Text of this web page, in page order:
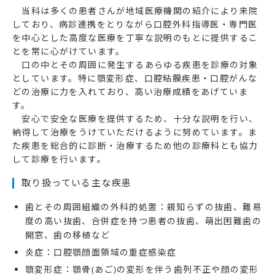
当科は多くの患者さんが地域医療機関の紹介により来院
しており、病診連携をとりながら口腔外科指導医・専門医
を中心とした高度な医療を丁寧な説明のもとに提供するこ
とを常に心がけています。
口の中とその周囲に発生するあらゆる疾患を診療の対象
としています。特に顎変形症、口腔粘膜疾患・口腔がんな
どの治療に力を入れており、高い治療成績をあげていま
す。
安心で安全な医療を提供するため、十分な説明を行い、
納得して治療をうけていただけるように努めています。ま
た疾患を総合的に診断・治療するため他の診療科とも協力
して診療を行います。
取り扱っている主な疾患
歯とその周囲組織の外科的処置：親知らずの抜歯、難易
度の高い抜歯、合併症を持つ患者の抜歯、萌出困難歯の
開窓、歯の移植など
炎症：口腔顎顔面領域の重症感染症
顎変形症：顎骨(あご)の変形を伴う歯列不正や顔の変形